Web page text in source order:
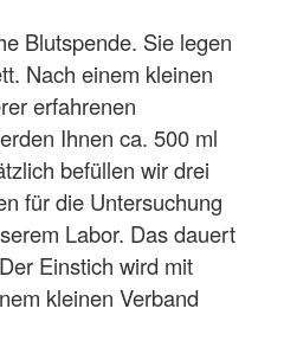
Blutspende. Sie legen
Nach einem kleinen
erfahrenen
Ihnen ca. 500 ml
befüllen wir drei
für die Untersuchung
Labor. Das dauert
Einstich wird mit
kleinen Verband